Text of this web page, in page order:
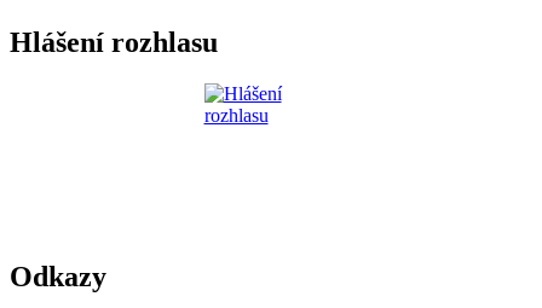
Hlášení rozhlasu
Odkazy